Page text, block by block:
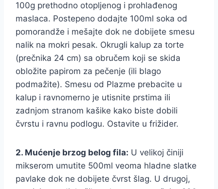
100g prethodno otopljenog i prohlađenog
maslaca. Postepeno dodajte 100ml soka od
pomorandže i mešajte dok ne dobijete smesu
nalik na mokri pesak. Okrugli kalup za torte
(prečnika 24 cm) sa obručem koji se skida
obložite papirom za pečenje (ili blago
podmažite). Smesu od Plazme prebacite u
kalup i ravnomerno je utisnite prstima ili
zadnjom stranom kašike kako biste dobili
čvrstu i ravnu podlogu. Ostavite u frižider.
2. Mućenje brzog belog fila: U velikoj činiji
mikserom umutite 500ml veoma hladne slatke
pavlake dok ne dobijete čvrst šlag. U drugoj,